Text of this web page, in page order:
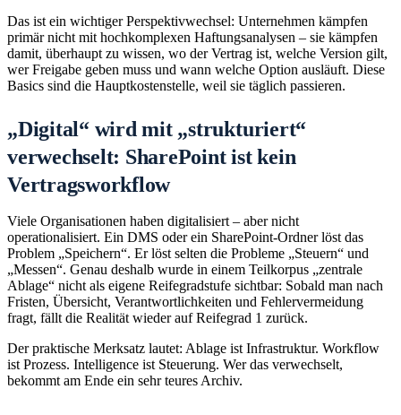
Das ist ein wichtiger Perspektivwechsel: Unternehmen kämpfen
primär nicht mit hochkomplexen Haftungsanalysen – sie kämpfen
damit, überhaupt zu wissen, wo der Vertrag ist, welche Version gilt,
wer Freigabe geben muss und wann welche Option ausläuft. Diese
Basics sind die Hauptkostenstelle, weil sie täglich passieren.
„Digital“ wird mit „strukturiert“
verwechselt: SharePoint ist kein
Vertragsworkflow
Viele Organisationen haben digitalisiert – aber nicht
operationalisiert. Ein DMS oder ein SharePoint-Ordner löst das
Problem „Speichern“. Er löst selten die Probleme „Steuern“ und
„Messen“. Genau deshalb wurde in einem Teilkorpus „zentrale
Ablage“ nicht als eigene Reifegradstufe sichtbar: Sobald man nach
Fristen, Übersicht, Verantwortlichkeiten und Fehlervermeidung
fragt, fällt die Realität wieder auf Reifegrad 1 zurück.
Der praktische Merksatz lautet: Ablage ist Infrastruktur. Workflow
ist Prozess. Intelligence ist Steuerung. Wer das verwechselt,
bekommt am Ende ein sehr teures Archiv.